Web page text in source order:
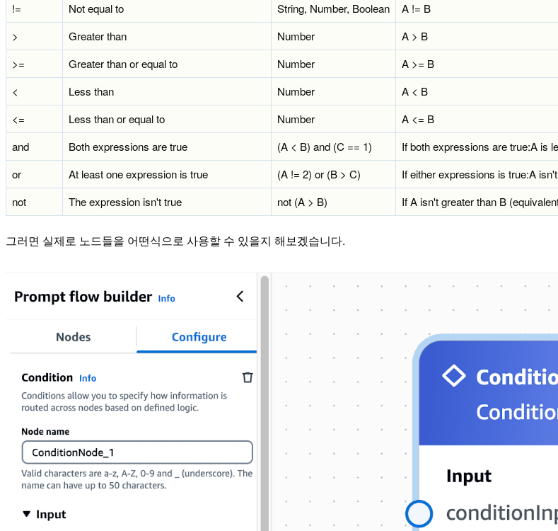
!=
Not equal to String, Number, Boolean A != B
>
Greater than Number A > B
>=
Greater than or equal to Number A >= B
<
Less than Number A < B
<=
Less than or equal to Number
A <= B
and
Both expressions are true (A < B) and (C == 1)
If both expressions are true:A is
or
At least one expression is true (A != 2) or (B > C)
If either expressions is true:A
not
The expression isn't true not (A > B) If A isn't greater than B
그러면 실제로 노드들을 어떤식으로 사용할 수 있을지 해보겠습니다.